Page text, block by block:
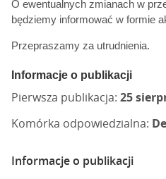
O ewentualnych zmianach w
będziemy informować w formie
Przepraszamy za utrudnienia.
Informacje o publikacji
Pierwsza publikacja: 25
Komórka odpowiedzialna:
Informacje o publikacji